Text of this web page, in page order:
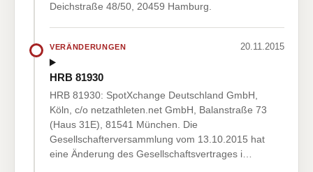
Deichstraße 48/50, 20459 Hamburg.
VERÄNDERUNGEN 20.11.2015
HRB 81930
HRB 81930: SpotXchange Deutschland GmbH,
Köln, c/o netzathleten.net GmbH, Balanstraße 73
(Haus 31E), 81541 München. Die
Gesellschafterversammlung vom 13.10.2015 hat
eine Änderung des Gesellschaftsvertrages i…